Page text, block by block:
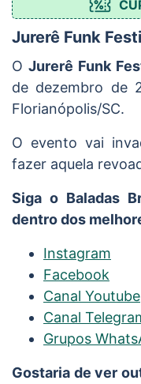
Jurerê Funk
OJurerê Funk
de dezembro de
Florianópolis/SC.
O evento vai
fazer aquela
Siga o Baladas
dentro dos
Instagram
Facebook
Canal Youtube
Canal
Grupos
Gostaria de ver